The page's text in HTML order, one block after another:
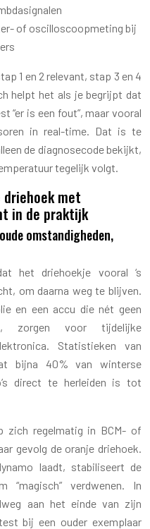
of oscilloscoopmeting bij
1 en 2 relevant, stap 3 en 4
helpt het als je begrijpt dat
“er is een fout”, maar vooral
in real-time. Dat is te
de diagnosecode bekijkt,
tegelijk volgt.
met
in de praktijk
omstandigheden,
het driehoekje vooral ‘s
om daarna weg te blijven.
en een accu die nét geen
zorgen voor tijdelijke
Statistieken van
bijna 40% van winterse
direct te herleiden is tot
zich regelmatig in BCM- of
gevolg de oranje driehoek.
laadt, stabiliseert de
verdwenen. In
aan het einde van zijn
bij een ouder exemplaar